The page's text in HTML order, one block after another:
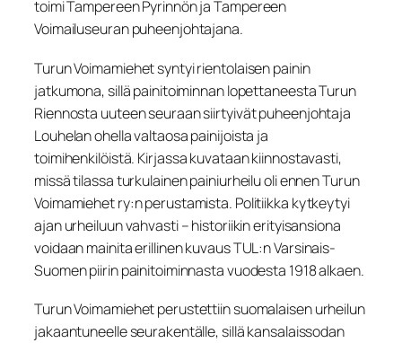
toimi Tampereen Pyrinnön ja Tampereen
Voimailuseuran puheenjohtajana.
Turun Voimamiehet syntyi rientolaisen painin
jatkumona, sillä painitoiminnan lopettaneesta Turun
Riennosta uuteen seuraan siirtyivät puheenjohtaja
Louhelan ohella valtaosa painijoista ja
toimihenkilöistä. Kirjassa kuvataan kiinnostavasti,
missä tilassa turkulainen painiurheilu oli ennen Turun
Voimamiehet ry:n perustamista. Politiikka kytkeytyi
ajan urheiluun vahvasti – historiikin erityisansiona
voidaan mainita erillinen kuvaus TUL:n Varsinais-
Suomen piirin painitoiminnasta vuodesta 1918 alkaen.
Turun Voimamiehet perustettiin suomalaisen urheilun
jakaantuneelle seurakentälle, sillä kansalaissodan